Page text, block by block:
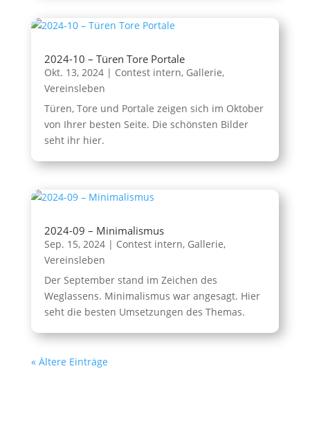
2024-10 – Türen Tore Portale
Okt. 13, 2024| Contest intern, Gallerie,
Vereinsleben
Türen, Tore und Portale zeigen sich im Oktober
von Ihrer besten Seite. Die schönsten Bilder
seht ihr hier.
2024-09 – Minimalismus
Sep. 15, 2024| Contest intern, Gallerie,
Vereinsleben
Der September stand im Zeichen des
Weglassens. Minimalismus war angesagt. Hier
seht die besten Umsetzungen des Themas.
« Ältere Einträge